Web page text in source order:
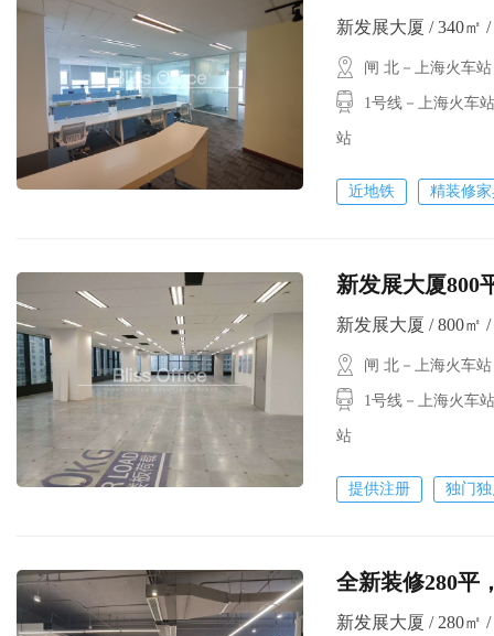
新发展大厦 / 340㎡ /
闸 北－上海火车站
1号线－上海火车站
站
近地铁 精装修
新发展大厦800
新发展大厦 / 800㎡
闸 北－上海火车站
1号线－上海火车站
站
提供注册 独门
全新装修280平
新发展大厦 / 280㎡ /